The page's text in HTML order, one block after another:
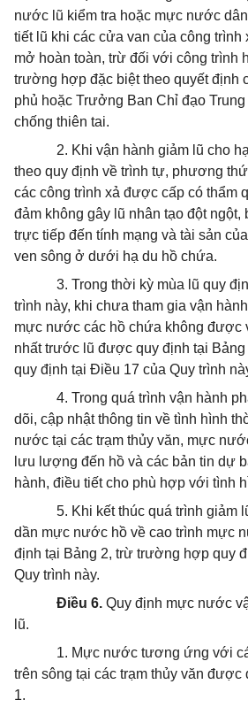
nước lũ kiểm tra hoặc mực nước
tiết lũ khi các cửa van của công trình
mở hoàn toàn, trừ đối với công trình
trường hợp đặc biệt theo quyết định
phủ hoặc Trưởng Ban Chỉ đạo
chống thiên tai.
2. Khi vận hành giảm lũ cho
theo quy định về trình tự, phương
các công trình xả được cấp có thẩm
đảm không gây lũ nhân tạo đột ngột,
trực tiếp đến tính mạng và tài sản
ven sông ở dưới hạ du hồ chứa.
3. Trong thời kỳ mùa lũ quy
trình này, khi chưa tham gia vận
mực nước các hồ chứa không
nhất trước lũ được quy định tại
quy định tại Điều 17 của Quy trình
4. Trong quá trình vận hành
dõi, cập nhật thông tin về tình hình
nước tại các trạm thủy văn, mực
lưu lượng đến hồ và các bản tin dự
hành, điều tiết cho phù hợp với tình
5. Khi kết thúc quá trình giảm
dần mực nước hồ về cao trình mực
định tại Bảng 2, trừ trường hợp quy
Quy trình này.
Điều 6. Quy định mực nước
lũ.
1. Mực nước tương ứng với
trên sông tại các trạm thủy văn được
1.